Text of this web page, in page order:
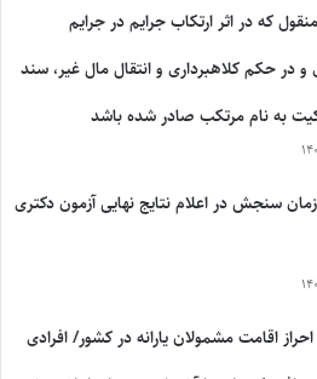
که در اثر ارتکاب جرایم در جرایم
و در حکم کلاهبرداری و انتقال مال غیر، سند
به نام مرتکب صادر شده باشد
سنجش در اعلام نتایج نهایی آزمون دکتری
احراز اقامت مشمولان یارانه در کشور/ افرادی